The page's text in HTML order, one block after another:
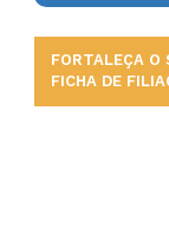
FORTALEÇA O
FICHA DE